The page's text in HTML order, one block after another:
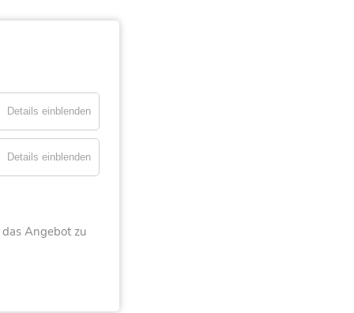
Details einblenden
Details einblenden
Angebot zu